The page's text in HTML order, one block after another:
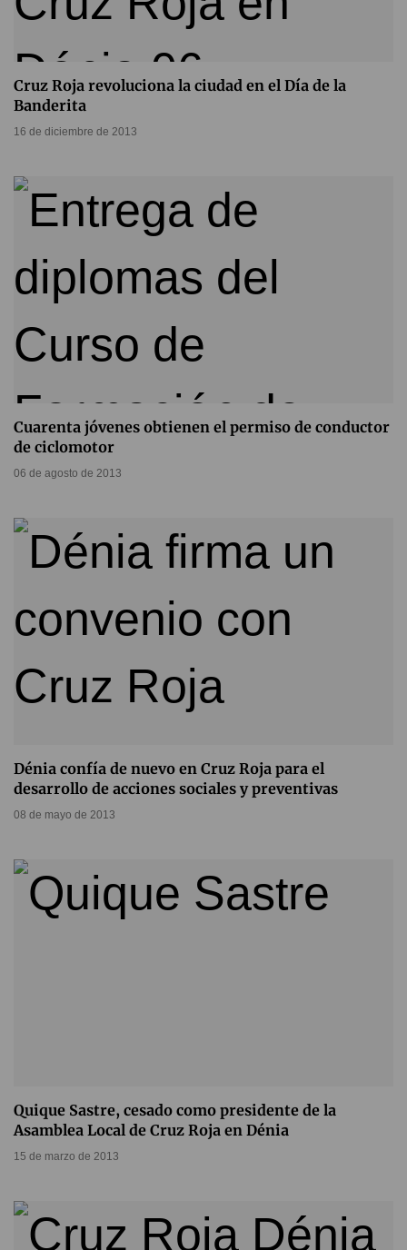
Cruz Roja revoluciona la ciudad en el Día de la
Banderita
16 de diciembre de 2013
Cuarenta jóvenes obtienen el permiso de conductor
de ciclomotor
06 de agosto de 2013
Dénia confía de nuevo en Cruz Roja para el
desarrollo de acciones sociales y preventivas
08 de mayo de 2013
Quique Sastre, cesado como presidente de la
Asamblea Local de Cruz Roja en Dénia
15 de marzo de 2013